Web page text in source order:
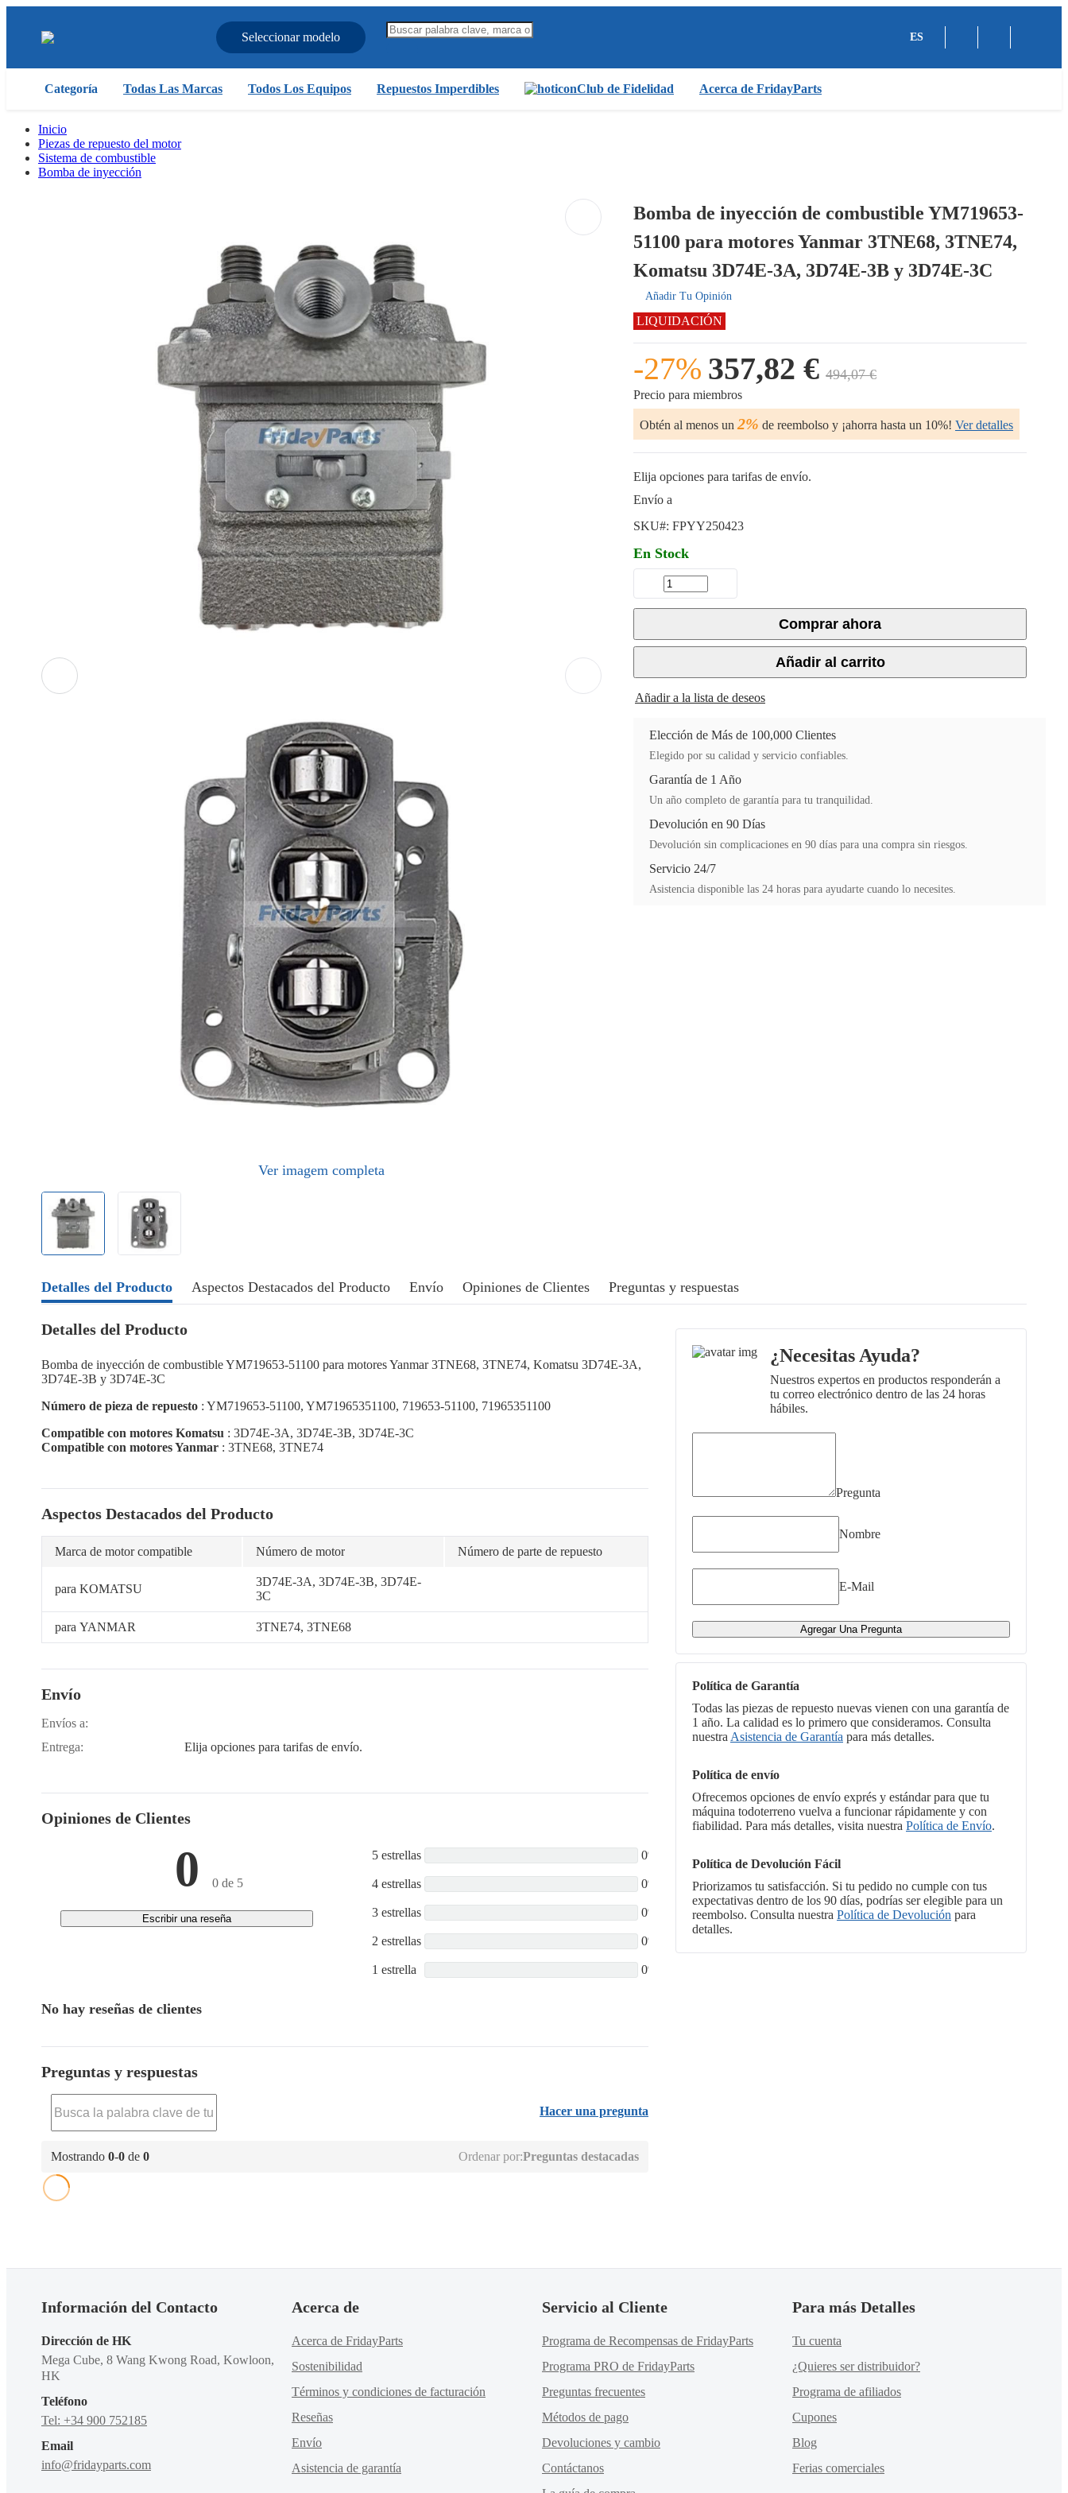
Seleccionar modelo ES
Categoría Todas Las Marcas Todos Los Equipos Repuestos Imperdibles Club de Fidelidad Acerca de FridayParts
Inicio
Piezas de repuesto del motor
Sistema de combustible
Bomba de inyección
Ver imagem completa
Bomba de inyección de combustible YM719653-
51100 para motores Yanmar 3TNE68, 3TNE74,
Komatsu 3D74E-3A, 3D74E-3B y 3D74E-3C
Añadir Tu Opinión
LIQUIDACIÓN
-27% 357,82 € 494,07 €
Precio para miembros
Obtén al menos un 2% de reembolso y ¡ahorra hasta un 10%! Ver detalles
Elija opciones para tarifas de envío.
Envío a
SKU#: FPYY250423
En Stock
Comprar ahora
Añadir al carrito
Añadir a la lista de deseos
Elección de Más de 100,000 Clientes
Elegido por su calidad y servicio confiables.
Garantía de 1 Año
Un año completo de garantía para tu tranquilidad.
Devolución en 90 Días
Devolución sin complicaciones en 90 días para una compra sin riesgos.
Servicio 24/7
Asistencia disponible las 24 horas para ayudarte cuando lo necesites.
Detalles del Producto Aspectos Destacados del Producto Envío Opiniones de Clientes Preguntas y respuestas
Detalles del Producto
Bomba de inyección de combustible YM719653-51100 para motores Yanmar 3TNE68, 3TNE74, Komatsu 3D74E-3A,
3D74E-3B y 3D74E-3C
Número de pieza de repuesto : YM719653-51100, YM71965351100, 719653-51100, 71965351100
Compatible con motores Komatsu : 3D74E-3A, 3D74E-3B, 3D74E-3C
Compatible con motores Yanmar : 3TNE68, 3TNE74
Aspectos Destacados del Producto
Marca de motor compatible Número de motor Número de parte de repuesto
para KOMATSU
3D74E-3A, 3D74E-3B, 3D74E-
3C
para YANMAR 3TNE74, 3TNE68
Envío
Envíos a:
Entrega:
Elija opciones para tarifas de envío.
Opiniones de Clientes
0 0 de 5
Escribir una reseña
5 estrellas 0%
4 estrellas 0%
3 estrellas 0%
2 estrellas 0%
1 estrella 0%
No hay reseñas de clientes
Preguntas y respuestas
Hacer una pregunta
Mostrando 0-0 de 0 Ordenar por:Preguntas destacadas
¿Necesitas Ayuda?
Nuestros expertos en productos responderán a
tu correo electrónico dentro de las 24 horas
hábiles.
Pregunta
Nombre
E-Mail
Agregar Una Pregunta
Política de Garantía
Todas las piezas de repuesto nuevas vienen con una garantía de
1 año. La calidad es lo primero que consideramos. Consulta
nuestra Asistencia de Garantía para más detalles.
Política de envío
Ofrecemos opciones de envío exprés y estándar para que tu
máquina todoterreno vuelva a funcionar rápidamente y con
fiabilidad. Para más detalles, visita nuestra Política de Envío.
Política de Devolución Fácil
Priorizamos tu satisfacción. Si tu pedido no cumple con tus
expectativas dentro de los 90 días, podrías ser elegible para un
reembolso. Consulta nuestra Política de Devolución para
detalles.
Información del Contacto
Dirección de HK
Mega Cube, 8 Wang Kwong Road, Kowloon,
HK
Teléfono
Tel: +34 900 752185
Email
info@fridayparts.com
Acerca de
Acerca de FridayParts
Sostenibilidad
Términos y condiciones de facturación
Reseñas
Envío
Asistencia de garantía
Servicio al Cliente
Programa de Recompensas de FridayParts
Programa PRO de FridayParts
Preguntas frecuentes
Métodos de pago
Devoluciones y cambio
Contáctanos
Para más Detalles
Tu cuenta
¿Quieres ser distribuidor?
Programa de afiliados
Cupones
Blog
Ferias comerciales